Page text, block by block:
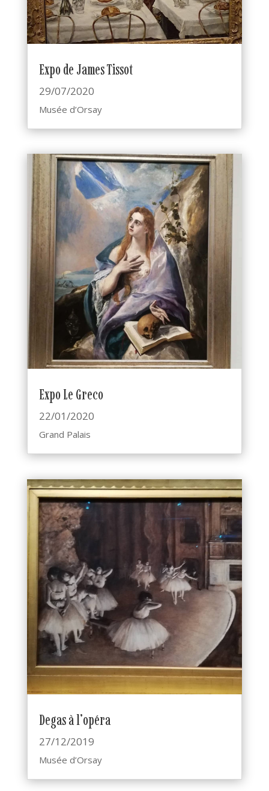
Expo de James Tissot
29/07/2020
Musée d’Orsay
Expo Le Greco
22/01/2020
Grand Palais
Degas à l’opéra
27/12/2019
Musée d’Orsay